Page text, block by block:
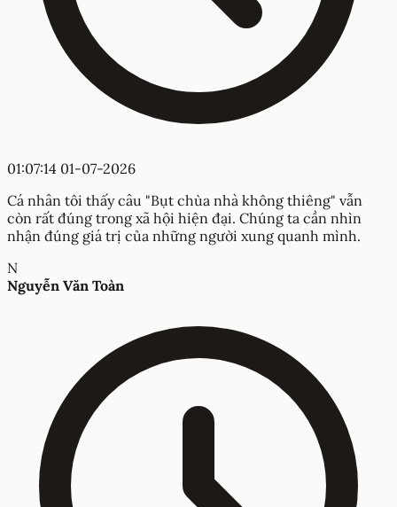
01:07:14 01-07-2026
Cá nhân tôi thấy câu "Bụt chùa nhà không thiêng" vẫn
còn rất đúng trong xã hội hiện đại. Chúng ta cần nhìn
nhận đúng giá trị của những người xung quanh mình.
N
Nguyễn Văn Toàn